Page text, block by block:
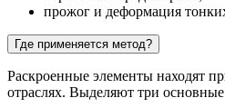
прожог и деформация
Где применяется метод?
Раскроенные элементы находят
отраслях. Выделяют три